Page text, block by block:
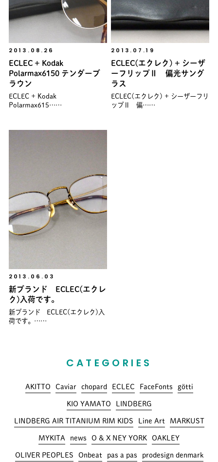
2013.08.26
ECLEC + Kodak
Polarmax6150 テンダーブ
ラウン
ECLEC + Kodak
Polarmax615……
2013.07.19
ECLEC(エクレク) + シーザ
ーフリップⅡ 偏光サング
ラス
ECLEC(エクレク) + シーザーフリ
ップⅡ 偏……
2013.06.03
新ブランド ECLEC(エクレ
ク)入荷です。
新ブランド ECLEC(エクレク)入
荷です。……
CATEGORIES
AKITTO Caviar chopard ECLEC FaceFonts götti
KIO YAMATO LINDBERG
LINDBERG AIR TITANIUM RIM KIDS Line Art MARKUST
MYKITA news O & X NEY YORK OAKLEY
OLIVER PEOPLES Onbeat pas a pas prodesign denmark